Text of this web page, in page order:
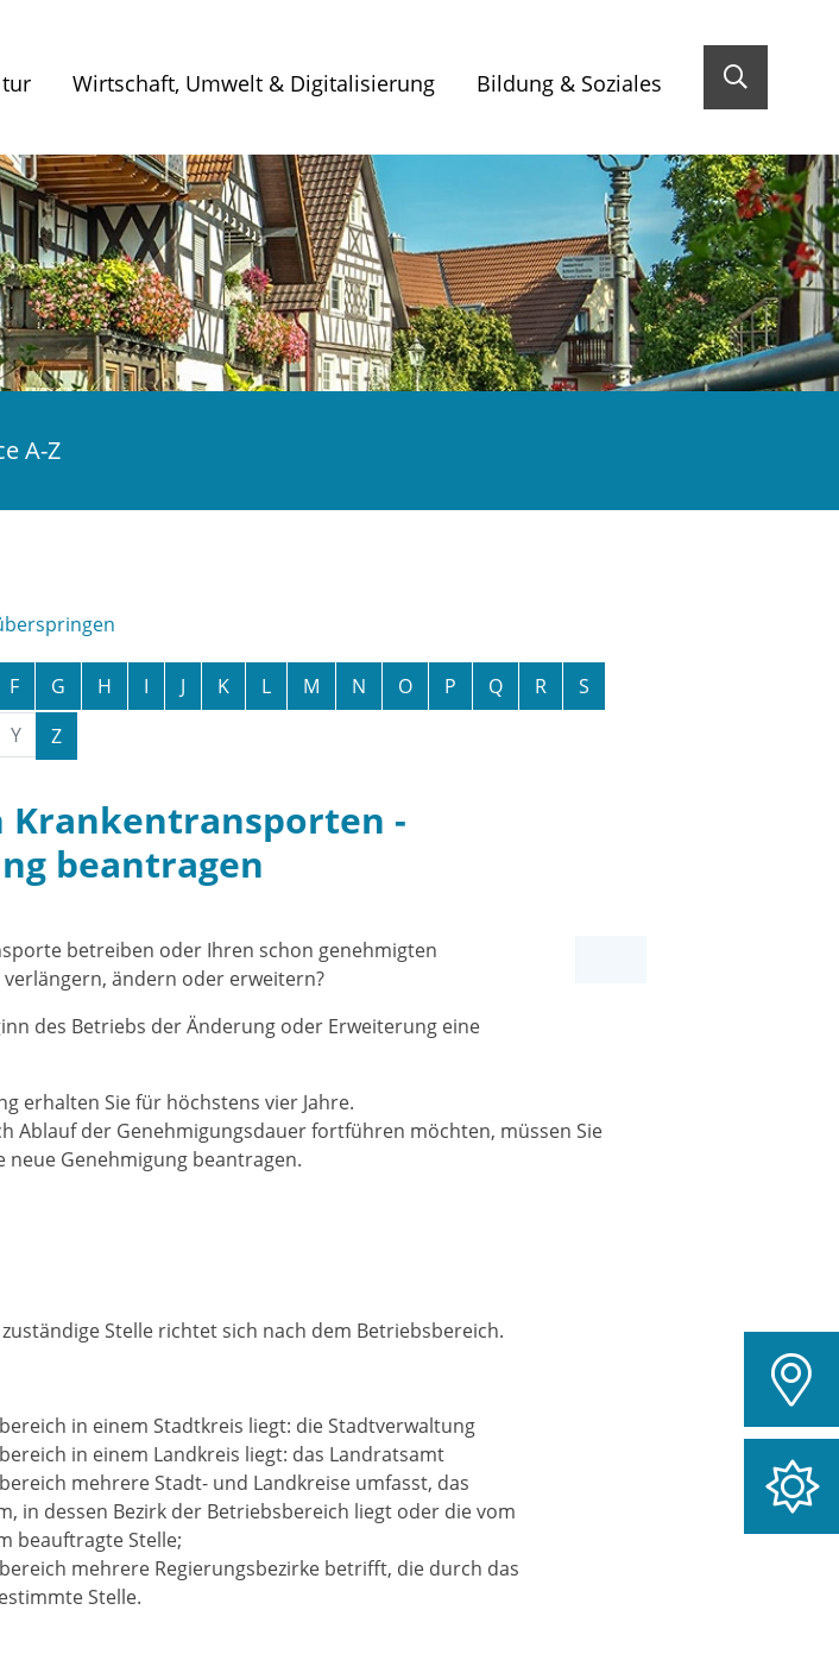
Wirtschaft, Umwelt & Digitalisierung Bildung & Soziales
A-Z
F G H I J K L M N O P Q R
S
Y Z
Krankentransporten -
beantragen
betreiben oder Ihren schon genehmigten
ändern oder erweitern?
des Betriebs der Änderung oder Erweiterung eine
erhalten Sie für höchstens vier Jahre.
Ablauf der Genehmigungsdauer fortführen möchten, müssen Sie
neue Genehmigung beantragen.
Stelle richtet sich nach dem Betriebsbereich.
in einem Stadtkreis liegt: die Stadtverwaltung
in einem Landkreis liegt: das Landratsamt
mehrere Stadt- und Landkreise umfasst, das
in dessen Bezirk der Betriebsbereich liegt oder die vom
beauftragte Stelle;
mehrere Regierungsbezirke betrifft, die durch das
Stelle.